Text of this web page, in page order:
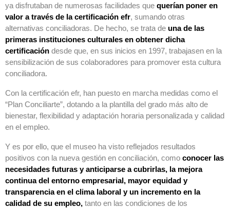
ya disfrutaban de numerosas facilidades que querían poner en
valor a través de la certificación efr, sumando otras
alternativas conciliadoras. De hecho, se trata de una de las
primeras instituciones culturales en obtener dicha
certificación desde que, en sus inicios en 1997, trabajasen en la
sensibilización de sus colaboradores para promover esta cultura
conciliadora.
Con la certificación efr, han puesto en marcha medidas como el
“Plan Conciliarte”, dotando a la plantilla del grado más alto de
bienestar, flexibilidad y adaptación horaria personalizada y calidad
en el empleo.
Y es por ello, que el museo ha visto reflejados resultados
positivos con la nueva gestión en conciliación, como conocer las
necesidades futuras y anticiparse a cubrirlas, la mejora
continua del entorno empresarial, mayor equidad y
transparencia en el clima laboral y un incremento en la
calidad de su empleo, tanto en las condiciones de los